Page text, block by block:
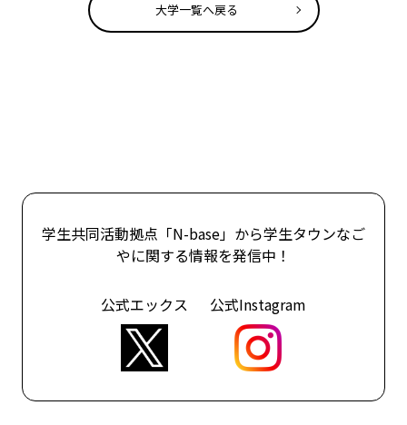
大学一覧へ戻る
学生共同活動拠点「N-base」から学生タウンなご
やに関する情報を発信中！
公式エックス 公式Instagram